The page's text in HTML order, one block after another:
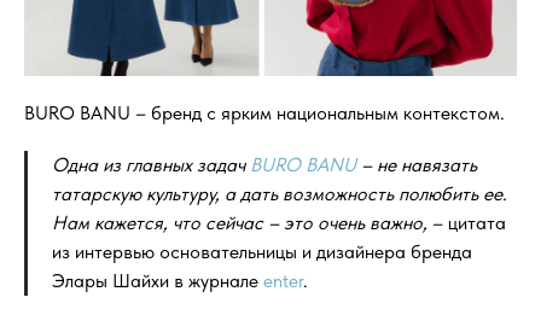
BURO BANU – бренд с ярким национальным контекстом.
Одна из главных задач BURO BANU– не навязать
татарскую культуру, а дать возможность полюбить ее.
Нам кажется, что сейчас – это очень важно, – цитата
из интервью основательницы и дизайнера бренда
Элары Шайхи в журнале enter.